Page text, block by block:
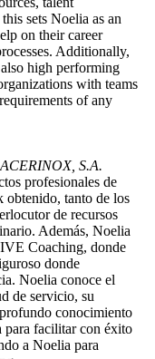
sets Noelia as an
on their career
Additionally,
high performing
with teams
of any
S.A.
profesionales de
tanto de los
de recursos
Además, Noelia
Coaching, donde
donde
Noelia conoce el
de servicio, su
conocimiento
para facilitar con éxito
a Noelia para